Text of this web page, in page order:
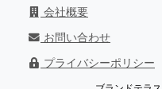
会社概要
お問い合わせ
プライバシーポリシー
ブランドテラ